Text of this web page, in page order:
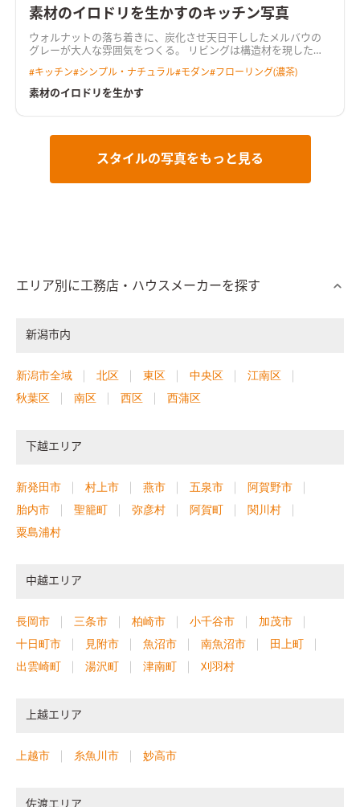
素材のイロドリを生かすのキッチン写真
ウォルナットの落ち着きに、炭化させ天日干ししたメルバウの
グレーが大人な雰囲気をつくる。 リビングは構造材を現した勾
ウ、塗り壁を使用し素材感を大切に。
#キッチン#シンプル・ナチュラル#モダン#フローリング(濃茶)
素材のイロドリを生かす
スタイルの写真をもっと見る
エリア別に工務店・ハウスメーカーを探す
新潟市内
新潟市全域 北区 東区 中央区
江南区
秋葉区
南区 西区 西蒲区
下越エリア
新発田市 村上市 燕市 五泉市
阿賀野市
胎内市
聖籠町 弥彦村 阿賀町
関川村
粟島浦村
中越エリア
長岡市 三条市 柏崎市 小千谷市
加茂市
十日町市
見附市 魚沼市 南魚沼市
田上町
出雲崎町
湯沢町 津南町 刈羽村
上越エリア
上越市 糸魚川市 妙高市
佐渡エリア